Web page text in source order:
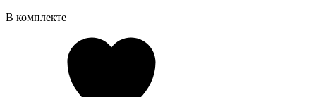
В комплекте